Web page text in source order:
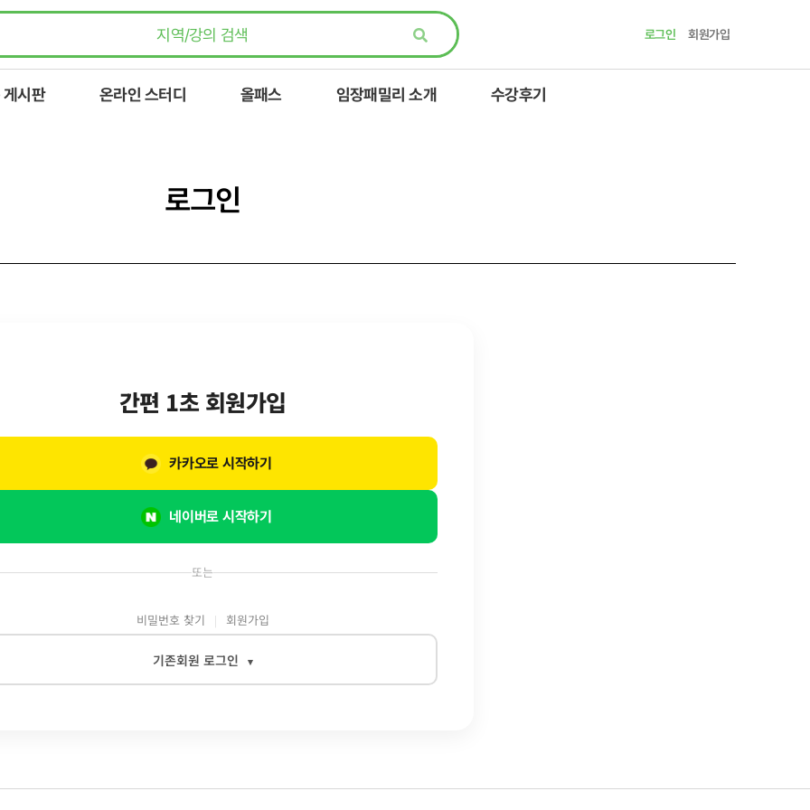
로그인 회원가입
시판 온라인 스터디 올패스 임장패밀리 소개 수강후기
로그인
또는
비밀번호 찾기 회원가입
기존회원 로그인 ▾
간편 1초 회원가입
네이버로 시작하기
카카오로 시작하기